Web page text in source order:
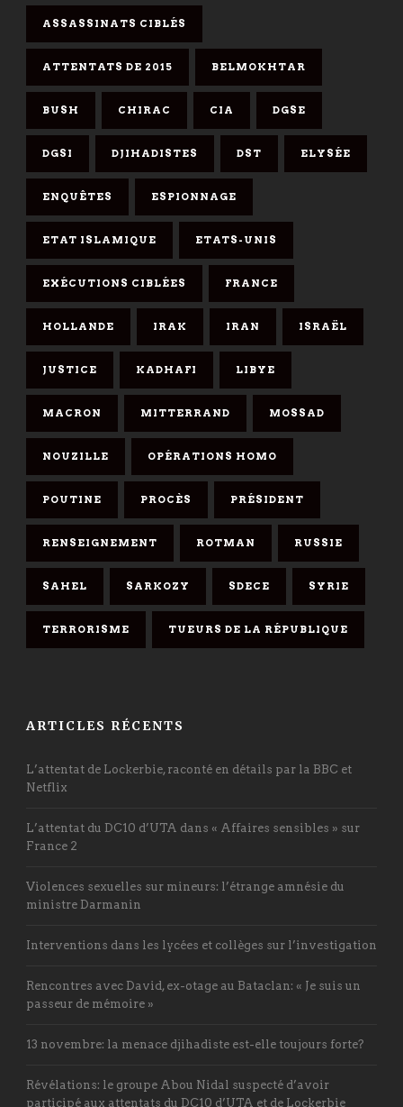
ASSASSINATS CIBLÉS
ATTENTATS DE 2015 BELMOKHTAR
BUSH CHIRAC CIA DGSE
DGSI DJIHADISTES DST ELYSÉE
ENQUÊTES ESPIONNAGE
ETAT ISLAMIQUE ETATS-UNIS
EXÉCUTIONS CIBLÉES FRANCE
HOLLANDE IRAK IRAN ISRAËL
JUSTICE KADHAFI LIBYE
MACRON MITTERRAND MOSSAD
NOUZILLE OPÉRATIONS HOMO
POUTINE PROCÈS PRÉSIDENT
RENSEIGNEMENT ROTMAN RUSSIE
SAHEL SARKOZY SDECE SYRIE
TERRORISME TUEURS DE LA RÉPUBLIQUE
ARTICLES RÉCENTS
L’attentat de Lockerbie, raconté en détails par la BBC et
Netflix
L’attentat du DC10 d’UTA dans « Affaires sensibles » sur
France 2
Violences sexuelles sur mineurs: l’étrange amnésie du
ministre Darmanin
Interventions dans les lycées et collèges sur l’investigation
Rencontres avec David, ex-otage au Bataclan: « Je suis un
passeur de mémoire »
13 novembre: la menace djihadiste est-elle toujours forte?
Révélations: le groupe Abou Nidal suspecté d’avoir
participé aux attentats du DC10 d’UTA et de Lockerbie